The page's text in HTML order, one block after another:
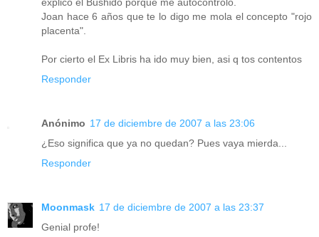
explico el Bushido porque me autocontrolo.
Joan hace 6 años que te lo digo me mola el concepto "rojo
placenta".
Por cierto el Ex Libris ha ido muy bien, asi q tos contentos
Responder
Anónimo 17 de diciembre de 2007 a las 23:06
¿Eso significa que ya no quedan? Pues vaya mierda...
Responder
Moonmask 17 de diciembre de 2007 a las 23:37
Genial profe!